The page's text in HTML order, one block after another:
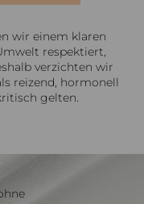
wir einem klaren
respektiert,
verzichten wir
reizend, hormonell
gelten.